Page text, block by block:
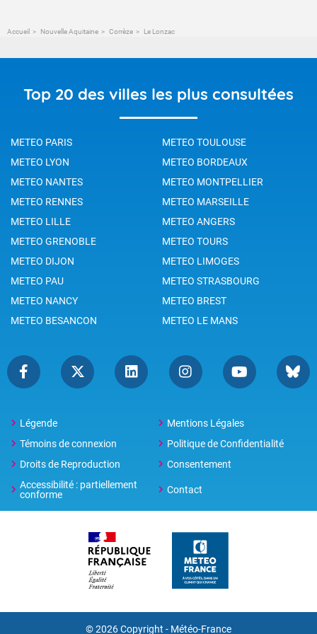
Accueil Nouvelle Aquitaine Corrèze Le Lonzac
Top 20 des villes les plus consultées
METEO PARIS
METEO TOULOUSE
METEO LYON
METEO BORDEAUX
METEO NANTES
METEO MONTPELLIER
METEO RENNES
METEO MARSEILLE
METEO LILLE
METEO ANGERS
METEO GRENOBLE
METEO TOURS
METEO DIJON
METEO LIMOGES
METEO PAU
METEO STRASBOURG
METEO NANCY
METEO BREST
METEO BESANCON
METEO LE MANS
Légende
Mentions Légales
Témoins de connexion
Politique de Confidentialité
Droits de Reproduction
Consentement
Accessibilité : partiellement
conforme
Contact
© 2026 Copyright - Météo-France